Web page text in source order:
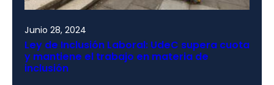
Junio 28, 2024
Ley de Inclusión Laboral: UdeC supera cuota
y mantiene el trabajo en materia de
inclusión